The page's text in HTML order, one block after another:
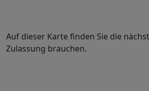
Auf dieser Karte finden Sie die
Zulassung brauchen.